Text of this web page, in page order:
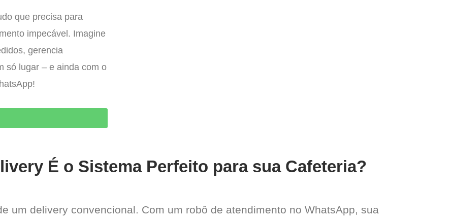
que precisa para
impecável. Imagine
gerencia
só lugar – e ainda com o
É o Sistema Perfeito para sua Cafeteria?
um delivery convencional. Com um robô de atendimento no WhatsApp, sua